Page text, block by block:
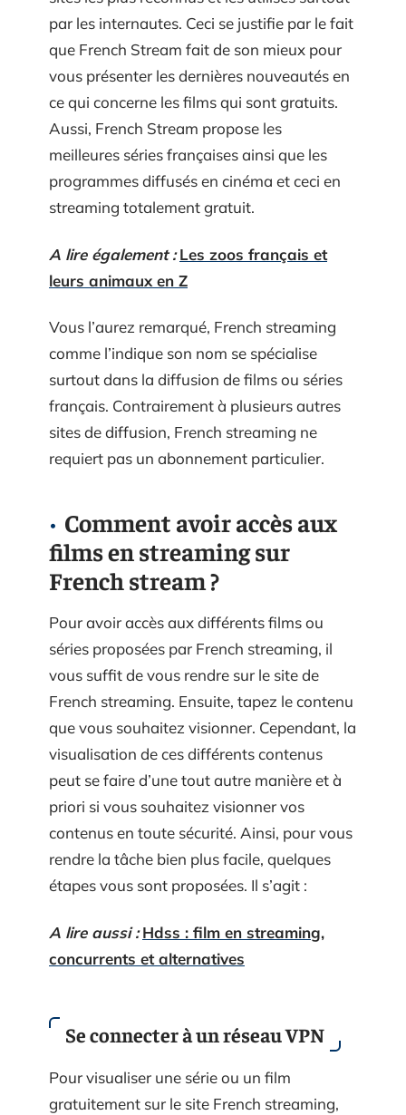
par les internautes. Ceci se justifie par le fait
que French Stream fait de son mieux pour
vous présenter les dernières nouveautés en
ce qui concerne les films qui sont gratuits.
Aussi, French Stream propose les
meilleures séries françaises ainsi que les
programmes diffusés en cinéma et ceci en
streaming totalement gratuit.
A lire également : Les zoos français et
leurs animaux en Z
Vous l’aurez remarqué, French streaming
comme l’indique son nom se spécialise
surtout dans la diffusion de films ou séries
français. Contrairement à plusieurs autres
sites de diffusion, French streaming ne
requiert pas un abonnement particulier.
Comment avoir accès aux
films en streaming sur
French stream ?
Pour avoir accès aux différents films ou
séries proposées par French streaming, il
vous suffit de vous rendre sur le site de
French streaming. Ensuite, tapez le contenu
que vous souhaitez visionner. Cependant, la
visualisation de ces différents contenus
peut se faire d’une tout autre manière et à
priori si vous souhaitez visionner vos
contenus en toute sécurité. Ainsi, pour vous
rendre la tâche bien plus facile, quelques
étapes vous sont proposées. Il s’agit :
A lire aussi : Hdss : film en streaming,
concurrents et alternatives
Se connecter à un réseau VPN
Pour visualiser une série ou un film
gratuitement sur le site French streaming,